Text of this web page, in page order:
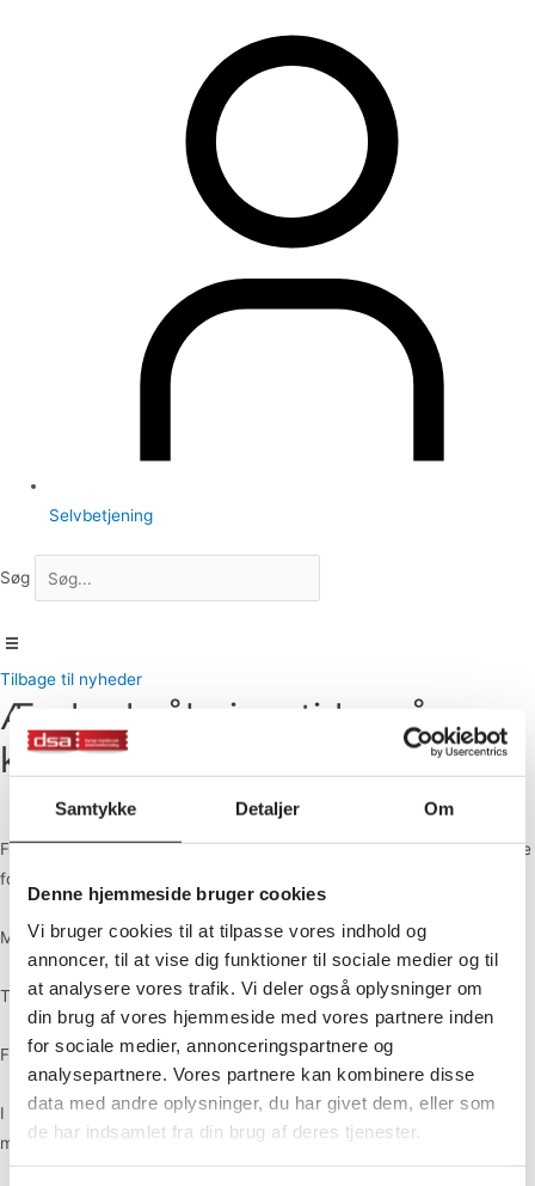
Samtykke Detaljer Om
Denne hjemmeside bruger cookies
Vi bruger cookies til at tilpasse vores indhold og
annoncer, til at vise dig funktioner til sociale medier og til
at analysere vores trafik. Vi deler også oplysninger om
din brug af vores hjemmeside med vores partnere inden
for sociale medier, annonceringspartnere og
analysepartnere. Vores partnere kan kombinere disse
data med andre oplysninger, du har givet dem, eller som
de har indsamlet fra din brug af deres tjenester.
Selvbetjening
Søg
Tilbage til nyheder
Ændrede åbningstider på
kontoret.
Fremover vil følgende åbningstider på alm. hverdage være gældende
for kontoret og kontorets telefon 6611 0377.
Mandag, onsdag og torsdag: kl. 09 – 14
Tirsdag: kl. 09 – 14 og 16 – 18
Fredag: kl. 10 – 12
I forbindelse med ferie o.l. kan andre åbningstider være gældende,
men dette vil altid blive annonceret her på hjemmesiden.